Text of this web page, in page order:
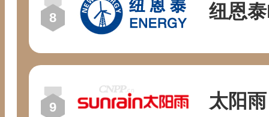
纽恩
太阳雨